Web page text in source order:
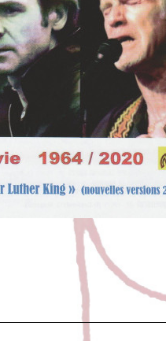
11 mars 2021
Juric
avec Noël Deschamps, paru
Juric : « Tu as le Bac »
de Noël Deschamps.
Partir de rien et créer petit à
MORE